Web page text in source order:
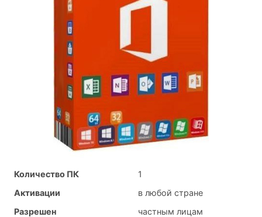
Количество ПК
1
Активации
в любой стране
Разрешен
частным лицам